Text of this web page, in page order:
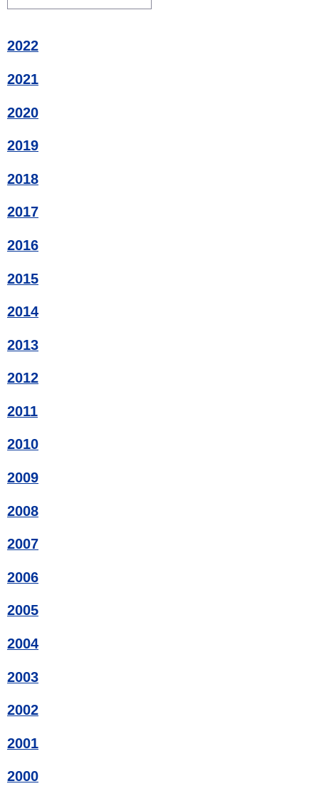
2022
2021
2020
2019
2018
2017
2016
2015
2014
2013
2012
2011
2010
2009
2008
2007
2006
2005
2004
2003
2002
2001
2000